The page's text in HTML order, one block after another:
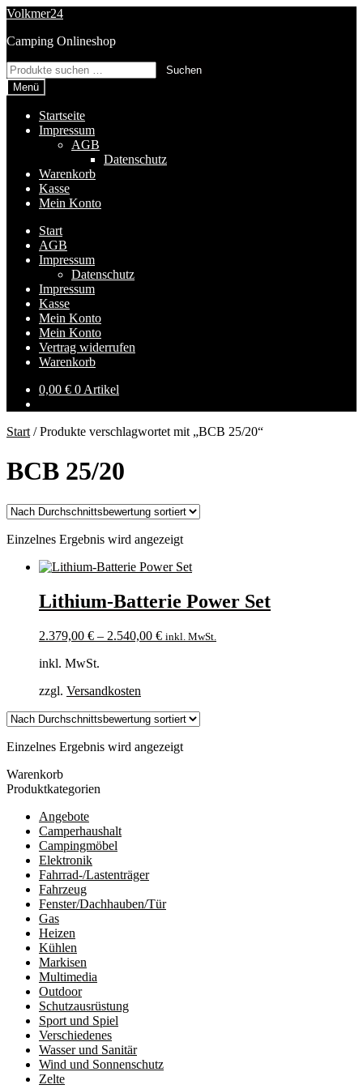
Zur
springen
Zum
springen
Volkmer24
Camping Onlineshop
Suchen
nach:
Suchen
Menü
Startseite
Impressum
AGB
Datenschutz
Warenkorb
Kasse
Mein Konto
Start
AGB
Impressum
Datenschutz
Impressum
Kasse
Mein Konto
Mein Konto
Vertrag widerrufen
Warenkorb
0,00 € 0 Artikel
Start /Produkte verschlagwortet mit „BCB 25/20“
BCB 25/20
Einzelnes Ergebnis wird angezeigt
Lithium-Batterie Power Set
2.379,00 € – 2.540,00 € inkl. MwSt.
inkl. MwSt.
zzgl. Versandkosten
Einzelnes Ergebnis wird angezeigt
Warenkorb
Produktkategorien
Angebote
Camperhaushalt
Campingmöbel
Elektronik
Fahrrad-/Lastenträger
Fahrzeug
Fenster/Dachhauben/Tür
Gas
Heizen
Kühlen
Markisen
Multimedia
Outdoor
Schutzausrüstung
Sport und Spiel
Verschiedenes
Wasser und Sanitär
Wind und Sonnenschutz
Zelte